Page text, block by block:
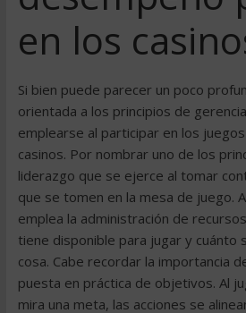
en los
Si bien puede parecer un poco
orientada a los principios de
emplearse al participar en los
casinos. Por nombrar uno de los
liderazgo que se ejerce al tomar
que se tomen en la mesa de juego.
emplea la administración de
tiene disponible para jugar y cuánto
cosa. Cabe recordar la importancia
puesta en práctica de objetivos. Al
mira una meta, las acciones se